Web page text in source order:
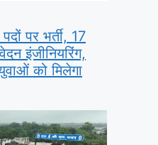
पर भर्ती, 17
इंजीनियरिंग,
को मिलेगा